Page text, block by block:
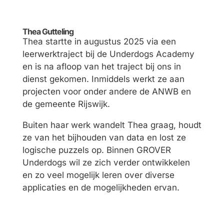
Thea Gutteling
Thea startte in augustus 2025 via een
leerwerktraject bij de Underdogs Academy
en is na afloop van het traject bij ons in
dienst gekomen. Inmiddels werkt ze aan
projecten voor onder andere de ANWB en
de gemeente Rijswijk.
Buiten haar werk wandelt Thea graag, houdt
ze van het bijhouden van data en lost ze
logische puzzels op. Binnen GROVER
Underdogs wil ze zich verder ontwikkelen
en zo veel mogelijk leren over diverse
applicaties en de mogelijkheden ervan.